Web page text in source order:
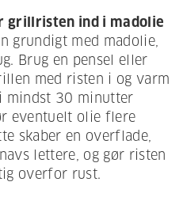
grillristen ind i madolie
grundigt med madolie,
Brug en pensel eller
med risten i og varm
mindst 30 minutter
eventuelt olie flere
skaber en overflade,
lettere, og gør risten
overfor rust.